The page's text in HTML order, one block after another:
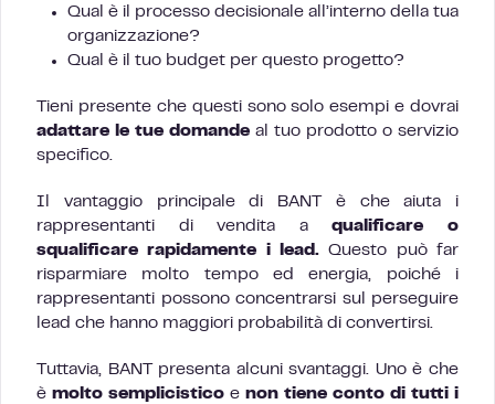
Qual è il processo decisionale all’interno della tua
organizzazione?
Qual è il tuo budget per questo progetto?
Tieni presente che questi sono solo esempi e dovrai
adattare le tue domande al tuo prodotto o servizio
specifico.
Il vantaggio principale di BANT è che aiuta i
rappresentanti di vendita aqualificare o
squalificare rapidamente i lead. Questo può far
risparmiare molto tempo ed energia, poiché i
rappresentanti possono concentrarsi sul perseguire
lead che hanno maggiori probabilità di convertirsi.
Tuttavia, BANT presenta alcuni svantaggi. Uno è che
è molto semplicistico e non tiene conto di tutti i